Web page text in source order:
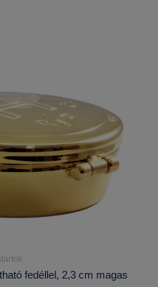
fedéllel, 2,3 cm magas